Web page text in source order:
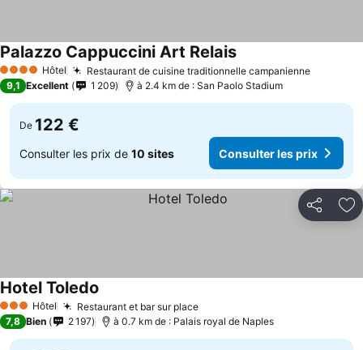
4 Étoiles Hôtel Restaurant de cuisine traditionnelle campanienne
Palazzo Cappuccini Art Relais
9,1 Excellent 1 209 à 2.4 km de : San Paolo Stadium
De 122 €
Consulter les prix de 10 sites Consulter les prix
Partager
3 ÉtoilesHôtel Restaurant et bar sur place
Hotel Toledo
7,8 Bien 2 197 à 0.7 km de : Palais royal de Naples